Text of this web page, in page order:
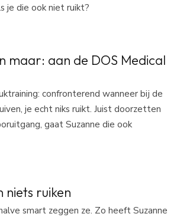
je die ook niet ruikt?
maar: aan de DOS Medical
confronterend wanneer bij de
je echt niks ruikt. Juist doorzetten
gaat Suzanne die ook
niets ruiken
smart zeggen ze. Zo heeft Suzanne